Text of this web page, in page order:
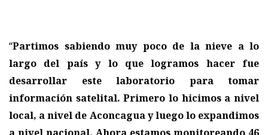
“Partimos sabiendo muy poco de la nieve a lo
largo del país y lo que logramos hacer fue
desarrollar este laboratorio para tomar
información satelital. Primero lo hicimos a nivel
local, a nivel de Aconcagua y luego lo expandimos